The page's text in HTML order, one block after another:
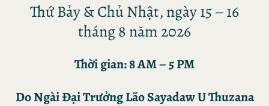
Thứ Bảy & Chủ Nhật, ngày 15 – 16
tháng 8 năm 2026
Thời gian: 8 AM – 5 PM
DoNgài Đại Trưởng Lão Sayadaw U Thuzana